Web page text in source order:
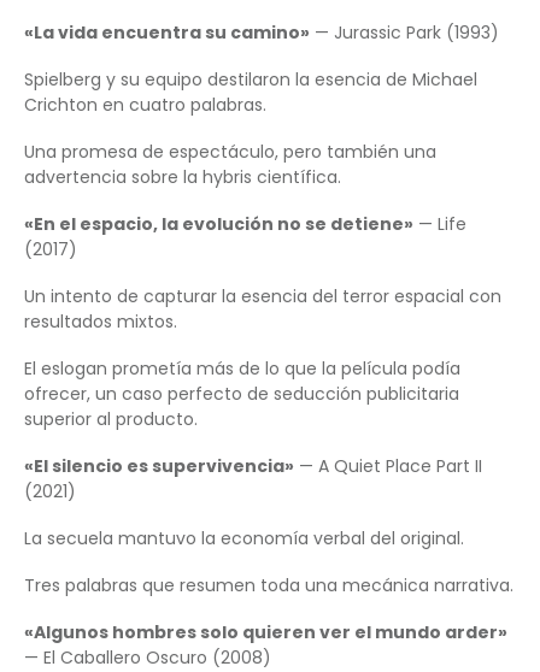
«La vida encuentra su camino» — Jurassic Park (1993)
Spielberg y su equipo destilaron la esencia de Michael
Crichton en cuatro palabras.
Una promesa de espectáculo, pero también una
advertencia sobre la hybris científica.
«En el espacio, la evolución no se detiene» — Life
(2017)
Un intento de capturar la esencia del terror espacial con
resultados mixtos.
El eslogan prometía más de lo que la película podía
ofrecer, un caso perfecto de seducción publicitaria
superior al producto.
«El silencio es supervivencia» — A Quiet Place Part II
(2021)
La secuela mantuvo la economía verbal del original.
Tres palabras que resumen toda una mecánica narrativa.
«Algunos hombres solo quieren ver el mundo arder»
— El Caballero Oscuro (2008)